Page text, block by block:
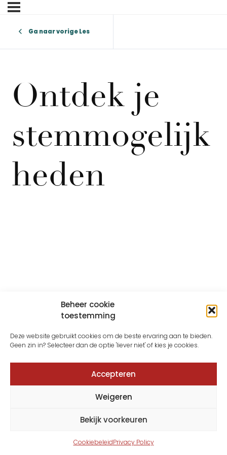
Beheer cookie
toestemming
Deze website gebruikt cookies om de beste ervaring aan te bieden.
Geen zin in? Selecteer dan de optie 'liever niet' of kies je cookies.
Accepteren
Weigeren
Bekijk voorkeuren
CookiebeleidPrivacy Policy
Ga naar vorige Les
Ontdek je
stemmogelijk
heden